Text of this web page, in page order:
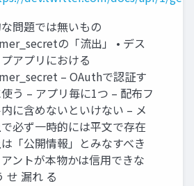
問題では無いもの
の「流出」 • デス
アプリにおける
– OAuthで認証す
う – アプリ毎に1つ – 配布フ
に含めないといけない – メ
必ず一時的には平文で存在
「公開情報」とみなすべき
ントが本物かは信用できな
せ 漏れ る